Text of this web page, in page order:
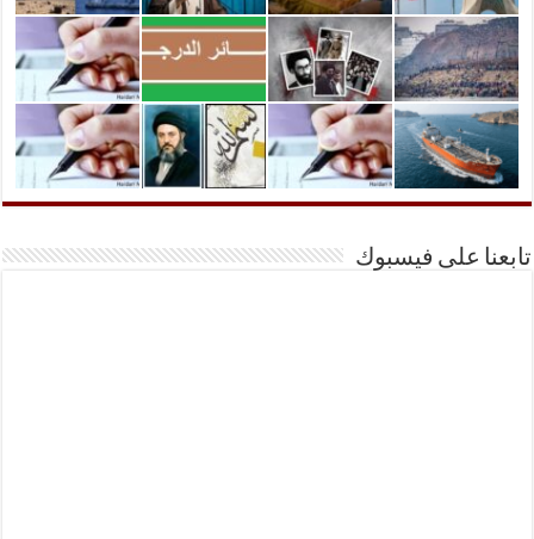
تابعنا على فيسبوك